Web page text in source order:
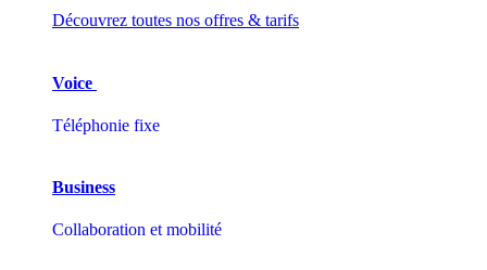
Découvrez toutes nos offres & tarifs
Voice
Téléphonie fixe
Business
Collaboration et mobilité